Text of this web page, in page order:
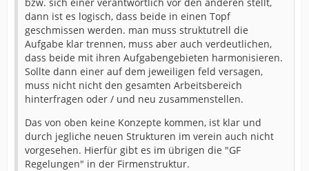
dann ist es logisch, dass beide in einen Topf
geschmissen werden. man muss struktutrell die
Aufgabe klar trennen, muss aber auch verdeutlichen,
dass beide mit ihren Aufgabengebieten harmonisieren.
Sollte dann einer auf dem jeweiligen feld versagen,
muss nicht nicht den gesamten Arbeitsbereich
hinterfragen oder / und neu zusammenstellen.
Das von oben keine Konzepte kommen, ist klar und
durch jegliche neuen Strukturen im verein auch nicht
vorgesehen. Hierfür gibt es im übrigen die "GF
Regelungen" in der Firmenstruktur.